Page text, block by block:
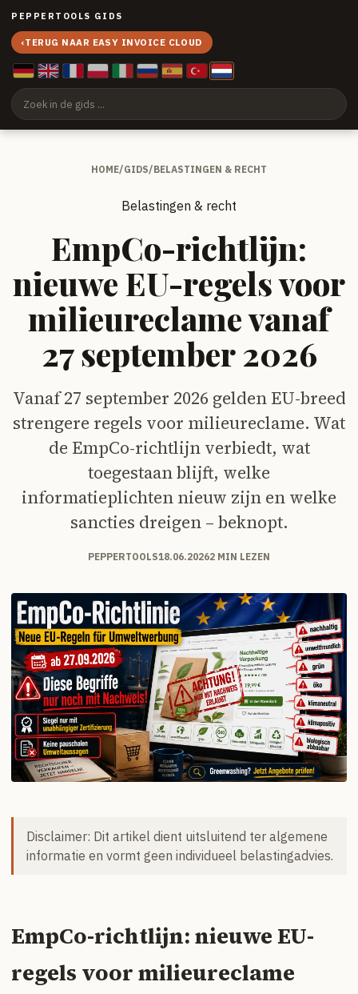
PEPPERTOOLS GIDS
‹TERUG NAAR EASY INVOICE CLOUD
HOME/GIDS/BELASTINGEN & RECHT
Belastingen & recht
EmpCo-richtlijn:
nieuwe EU-regels voor
milieureclame vanaf
27 september 2026
Vanaf 27 september 2026 gelden EU-breed
strengere regels voor milieureclame. Wat
de EmpCo-richtlijn verbiedt, wat
toegestaan blijft, welke
informatieplichten nieuw zijn en welke
sancties dreigen – beknopt.
PEPPERTOOLS18.06.20262 MIN LEZEN
Disclaimer: Dit artikel dient uitsluitend ter algemene
informatie en vormt geen individueel belastingadvies.
EmpCo-richtlijn: nieuwe EU-
regels voor milieureclame